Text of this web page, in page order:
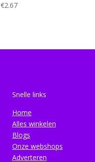
€2.67
Snelle links
Home
Alles winkelen
Blogs
Onze webshops
Adverteren